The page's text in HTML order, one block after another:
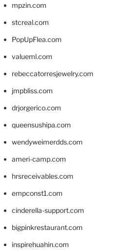
mpzin.com
stcreal.com
PopUpFlea.com
valueml.com
rebeccatorresjewelry.com
jmpbliss.com
drjorgerico.com
queensushipa.com
wendyweimerdds.com
ameri-camp.com
hrsreceivables.com
empconst1.com
cinderella-support.com
bigpinkrestaurant.com
inspirehuahin.com